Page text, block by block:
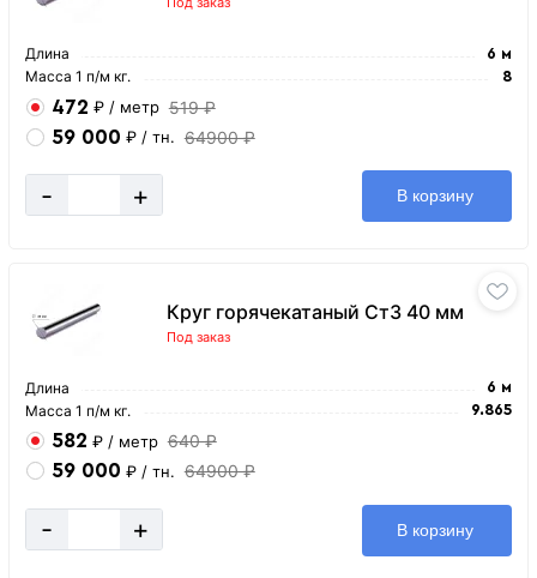
Длина 6 м
Масса 1 п/м кг. 8
472 ₽ / метр 519 ₽
59 000 ₽ / тн. 64900 ₽
- + В корзину
Круг горячекатаный Ст3 40 мм
Под заказ
Длина 6 м
Масса 1 п/м кг. 9.865
582 ₽ / метр 640 ₽
59 000 ₽ / тн. 64900 ₽
- + В корзину